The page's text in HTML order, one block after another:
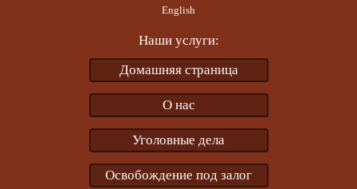
English
Наши услуги:
Домашняя страница
О нас
Уголовные дела
Освобождение под залог